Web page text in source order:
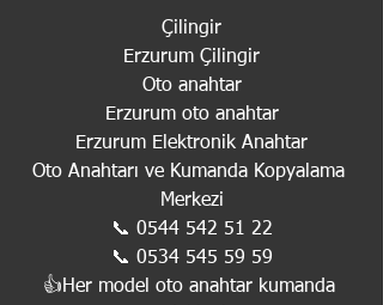
Çilingir
Erzurum Çilingir
Oto anahtar
Erzurum oto anahtar
Erzurum Elektronik Anahtar
Oto Anahtarı ve Kumanda Kopyalama
Merkezi
📞 0544 542 51 22
📞 0534 545 59 59
👍Her model oto anahtar kumanda